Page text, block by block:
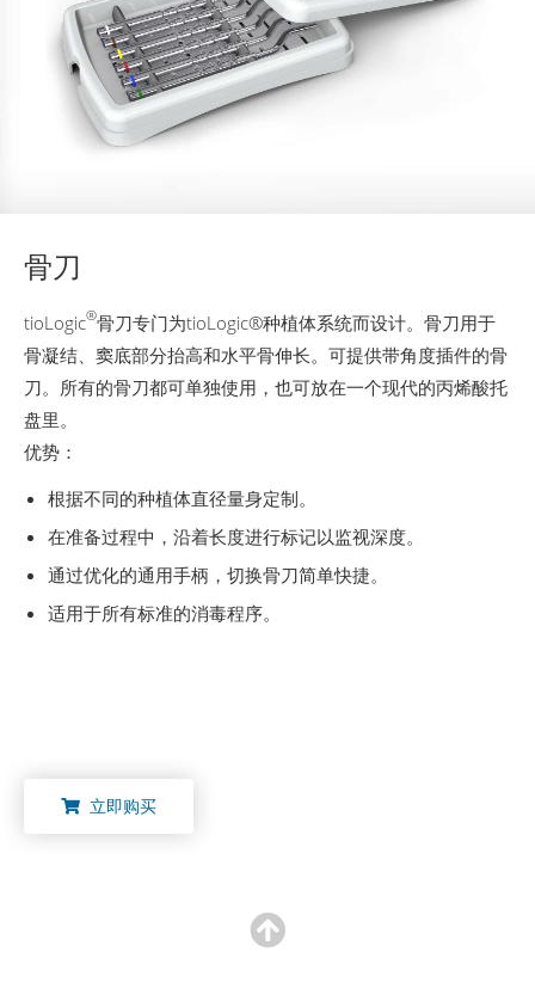
骨刀
tioLogic®骨刀专门为tioLogic®种植体系统而设计。骨刀用于
骨凝结、窦底部分抬高和水平骨伸长。可提供带角度插件的骨
刀。所有的骨刀都可单独使用，也可放在一个现代的丙烯酸托
盘里。
优势：
根据不同的种植体直径量身定制。
在准备过程中，沿着长度进行标记以监视深度。
通过优化的通用手柄，切换骨刀简单快捷。
适用于所有标准的消毒程序。
立即购买